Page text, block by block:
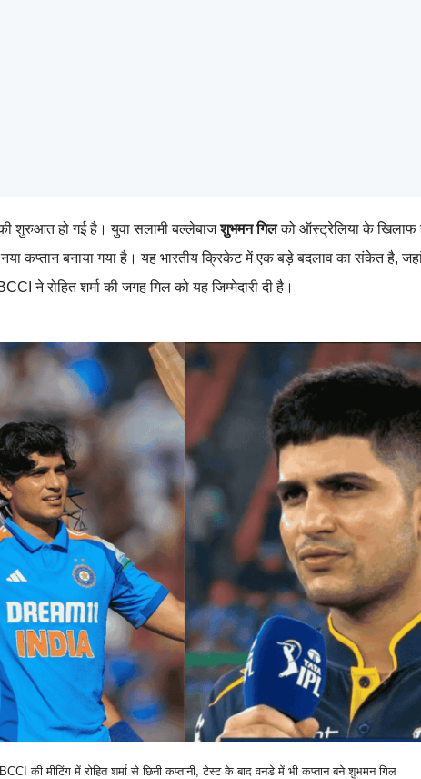
शुरुआत हो गई है। युवा सलामी बल्लेबाजशुभमन गिलको ऑस्ट्रेलिया के खिलाफ
नया कप्तान बनाया गया है। यह भारतीय क्रिकेट में एक बड़े बदलाव का संकेत है,
ने रोहित शर्मा की जगह गिल को यह जिम्मेदारी दी है।
BCCI की मीटिंग में रोहित शर्मा से छिनी कप्तानी, टेस्ट के बाद वनडे में भी कप्तान बने शुभमन गिल